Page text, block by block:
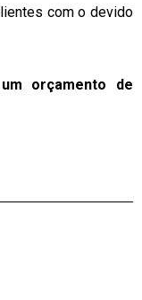
com o devido
orçamento de